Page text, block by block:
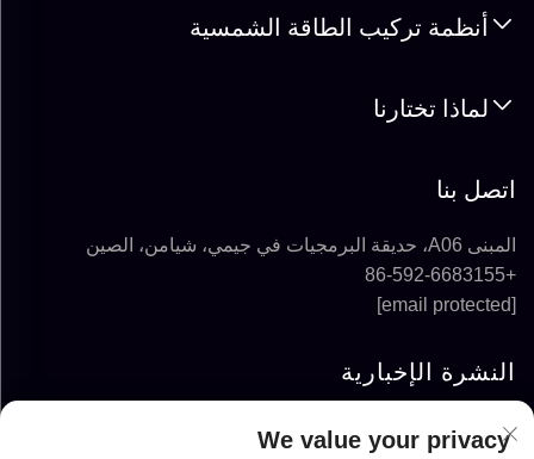
أنظمة تركيب الطاقة الشمسية
لماذا تختارنا
اتصل بنا
المبنى A06، حديقة البرمجيات في جيمي، شيامن، الصين
+86-592-6683155
[email protected]
النشرة الإخبارية
الاشتراك
We value your privacy